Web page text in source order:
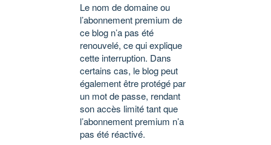
Le nom de domaine ou
l’abonnement premium de
ce blog n’a pas été
renouvelé, ce qui explique
cette interruption. Dans
certains cas, le blog peut
également être protégé par
un mot de passe, rendant
son accès limité tant que
l’abonnement premium n’a
pas été réactivé.